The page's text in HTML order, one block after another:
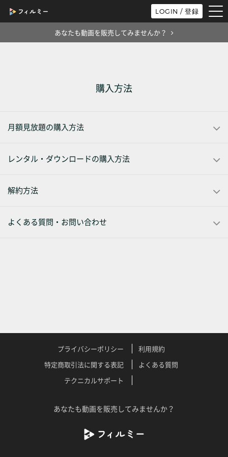
LOGIN / 登録
あなたも動画を販売してみませんか？
購入方法
月額見放題の購入方法
レンタル・ダウンロードの購入方法
解約方法
よくある質問・お問い合わせ
プライバシーポリシー
利用規約
特定商取引法に関する表記
よくある質問
テクニカルサポート
あなたも動画を販売してみませんか？